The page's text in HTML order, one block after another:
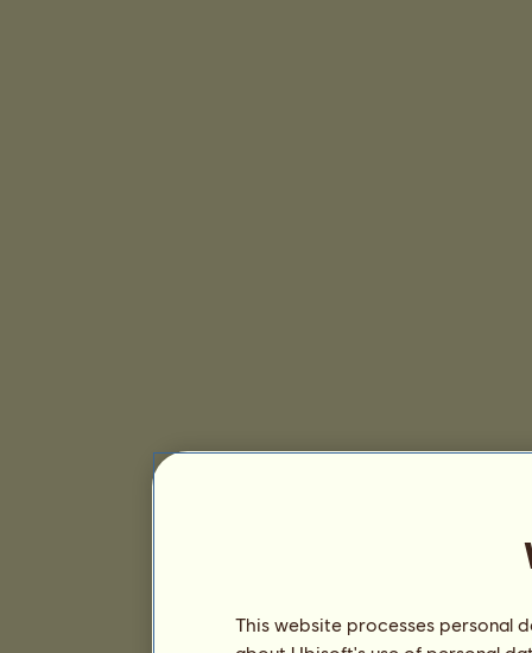
This website processes personal